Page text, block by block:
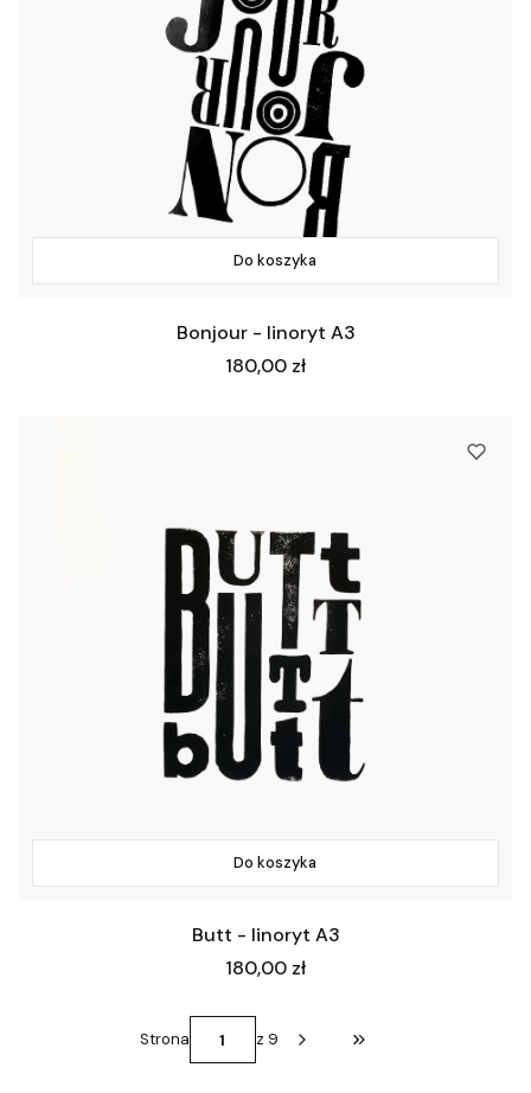
Do koszyka
Bonjour - linoryt A3
Cena
180,00 zł
Do koszyka
Butt - linoryt A3
Cena
180,00 zł
Strona z 9 Przejdź do ostatniej